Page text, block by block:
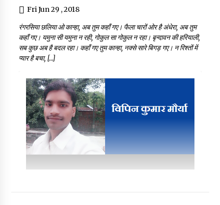
Fri Jun 29 , 2018
रंगरसिया छलिया ओ कान्हा, अब तुम कहाँ गए। फैला चारों ओर है अंधेरा, अब तुम
कहाँ गए। यमुना सी यमुना न रही, गोकुल सा गोकुल न रहा। बृन्दावन की हरियाली,
सब कुछ अब है बदल रहा। कहाँ गए तुम कान्हा, नक्से सारे बिगड़ गए। न रिश्तों में
प्यार है बचा, […]